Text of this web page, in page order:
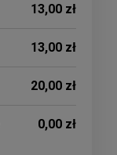
13,00 zł
13,00 zł
20,00 zł
0,00 zł